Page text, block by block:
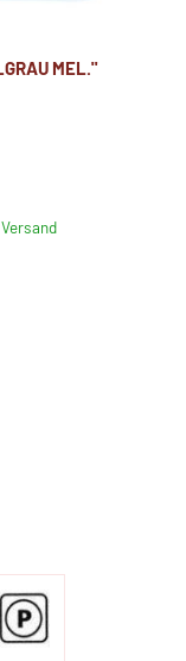
MEL."
Versand